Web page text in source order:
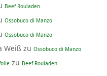
Beef Rouladen
Ossobuco di Manzo
Ossobuco di Manzo
Weiß zu Ossobuco di Manzo
zu Beef Rouladen